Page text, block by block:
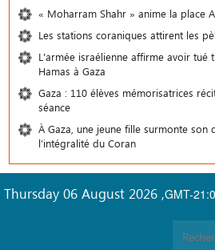
« Moharram Shahr » anime la place
Les stations coraniques attirent les
L'armée israélienne affirme avoir tué
Hamas à Gaza
Gaza : 110 élèves mémorisatrices
séance
À Gaza, une jeune fille surmonte son
l’intégralité du Coran
GMT-
Thursday 06 August 2026 ,